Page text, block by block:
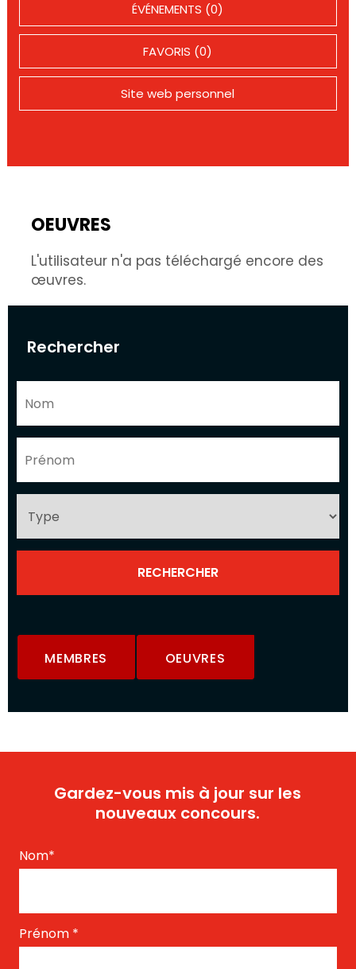
Rechercher
MEMBRES OEUVRES
ÉVÉNEMENTS (0)
FAVORIS (0)
Site web personnel
OEUVRES
L'utilisateur n'a pas téléchargé encore des
œuvres.
Gardez-vous mis à jour sur les
nouveaux concours.
Nom*
Prénom *